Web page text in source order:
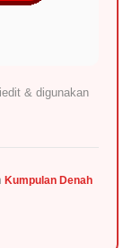
& digunakan
Kumpulan Denah